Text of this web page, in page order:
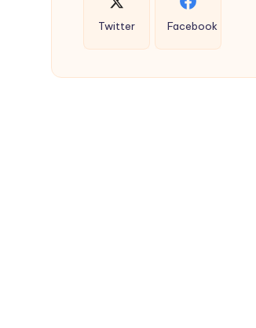
Twitter Facebook